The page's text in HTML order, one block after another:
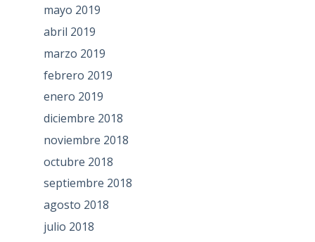
mayo 2019
abril 2019
marzo 2019
febrero 2019
enero 2019
diciembre 2018
noviembre 2018
octubre 2018
septiembre 2018
agosto 2018
julio 2018